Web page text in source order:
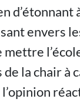
envers
la chair à